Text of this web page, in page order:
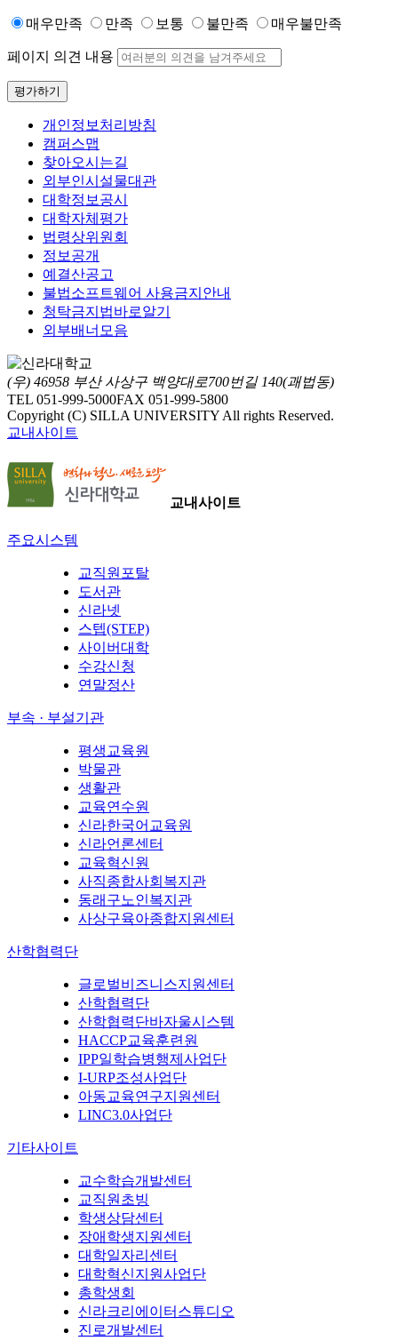
매우만족 만족 보통 불만족 매우불만족
페이지 의견 내용
평가하기
개인정보처리방침
캠퍼스맵
찾아오시는길
외부인시설물대관
대학정보공시
대학자체평가
법령상위원회
정보공개
예결산공고
불법소프트웨어 사용금지안내
청탁금지법바로알기
외부배너모음
(우) 46958 부산 사상구 백양대로700번길 140(괘법동)
TEL 051-999-5000FAX 051-999-5800
Copyright (C) SILLA UNIVERSITY All rights Reserved.
교내사이트
교내사이트
주요시스템
교직원포탈
도서관
신라넷
스텝(STEP)
사이버대학
수강신청
연말정산
부속 · 부설기관
평생교육원
박물관
생활관
교육연수원
신라한국어교육원
신라언론센터
교육혁신원
사직종합사회복지관
동래구노인복지관
사상구육아종합지원센터
산학협력단
글로벌비즈니스지원센터
산학협력단
산학협력단바자울시스템
HACCP교육훈련원
IPP일학습병행제사업단
I-URP조성사업단
아동교육연구지원센터
LINC3.0사업단
기타사이트
교수학습개발센터
교직원초빙
학생상담센터
장애학생지원센터
대학일자리센터
대학혁신지원사업단
총학생회
신라크리에이터스튜디오
진로개발센터